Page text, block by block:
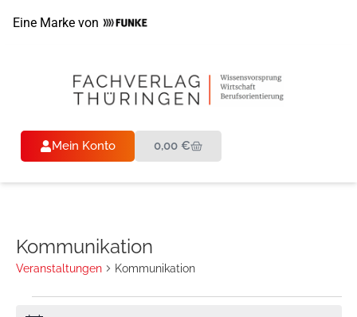
Eine Marke von
Mein Konto 0,00 €
Kommunikation
Veranstaltungen Kommunikation